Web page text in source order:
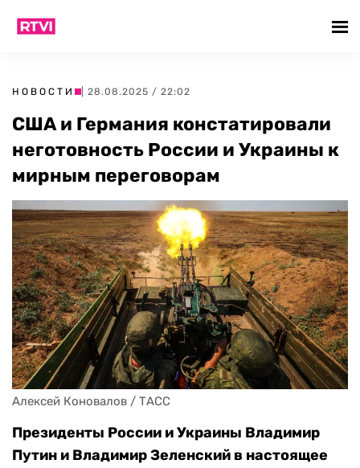
НОВОСТИ | 28.08.2025 / 22:02
США и Германия констатировали
неготовность России и Украины к
мирным переговорам
Алексей Коновалов / ТАСС
Президенты России и Украины Владимир
Путин и Владимир Зеленский в настоящее